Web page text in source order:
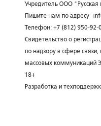
Учредитель ООО "Русская
Пишите нам по адресу
Телефон: +7 (812) 950-92-
Свидетельство о
по надзору в сфере
массовых коммуникаций
18+
Разработка и